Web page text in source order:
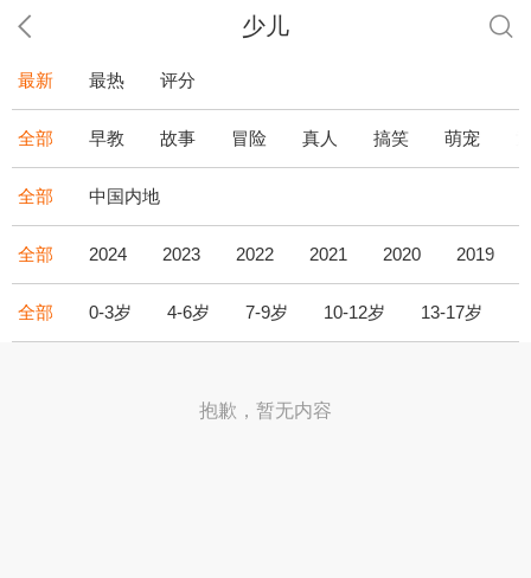
少儿
最新 最热 评分
全部 早教 故事 冒险 真人 搞笑 萌宠
全部 中国内地
全部 2024 2023 2022 2021 2020 2019
全部 0-3岁 4-6岁 7-9岁 10-12岁 13-17岁
抱歉，暂无内容